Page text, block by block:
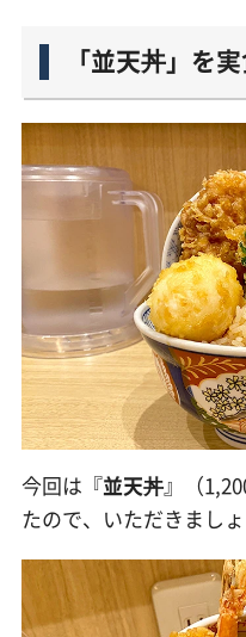
「並天丼」を
今回は『並天丼』（
たので、いただきましょ